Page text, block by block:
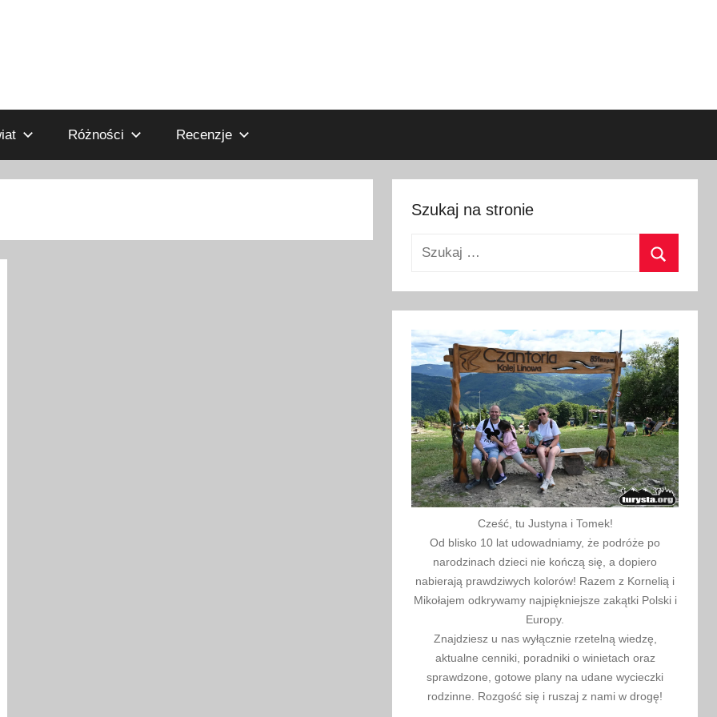
Różności Recenzje
Szukaj na stronie
Szukaj:
Cześć, tu Justyna i Tomek!
Od blisko 10 lat udowadniamy, że podróże po
narodzinach dzieci nie kończą się, a dopiero
nabierają prawdziwych kolorów! Razem z Kornelią i
Mikołajem odkrywamy najpiękniejsze zakątki Polski i
Europy.
Znajdziesz u nas wyłącznie rzetelną wiedzę,
aktualne cenniki, poradniki o winietach oraz
sprawdzone, gotowe plany na udane wycieczki
rodzinne. Rozgość się i ruszaj z nami w drogę!